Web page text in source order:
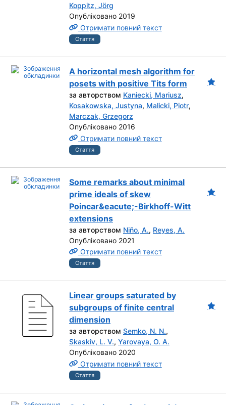
Koppitz, Jörg
Опубліковано 2019
Отримати повний текст
Стаття
A horizontal mesh algorithm for
posets with positive Tits form
за авторством Kaniecki, Mariusz,
Kosakowska, Justyna, Malicki, Piotr,
Marczak, Grzegorz
Опубліковано 2016
Отримати повний текст
Стаття
Some remarks about minimal
prime ideals of skew
Poincar&eacute;-Birkhoff-Witt
extensions
за авторством Niño, A., Reyes, A.
Опубліковано 2021
Отримати повний текст
Стаття
Linear groups saturated by
subgroups of finite central
dimension
за авторством Semko, N. N.,
Skaskiv, L. V., Yarovaya, O. A.
Опубліковано 2020
Отримати повний текст
Стаття